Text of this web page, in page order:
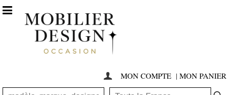
 MON COMPTE | MON PANIER
